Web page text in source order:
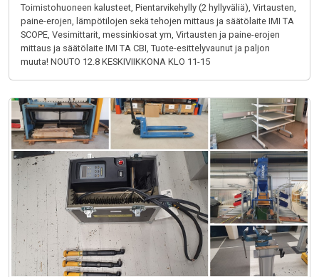
Toimistohuoneen kalusteet, Pientarvikehylly (2 hyllyväliä), Virtausten,
paine-erojen, lämpötilojen sekä tehojen mittaus ja säätölaite IMI TA
SCOPE, Vesimittarit, messinkiosat ym, Virtausten ja paine-erojen
mittaus ja säätölaite IMI TA CBI, Tuote-esittelyvaunut ja paljon
muuta! NOUTO 12.8 KESKIVIIKKONA KLO 11-15